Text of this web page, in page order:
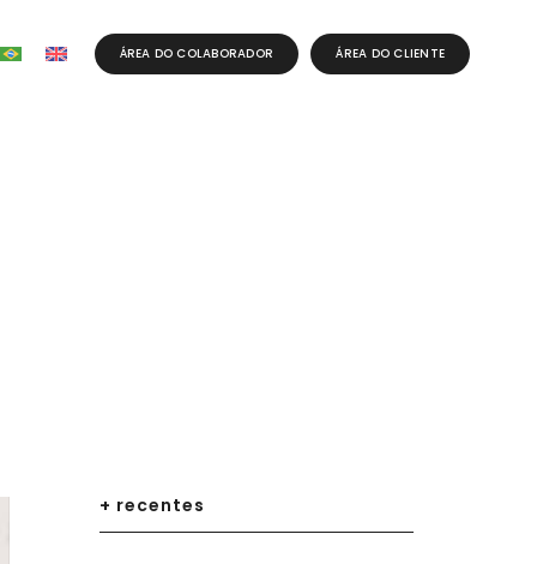
ÁREA DO COLABORADOR ÁREA DO CLIENTE
+ recentes